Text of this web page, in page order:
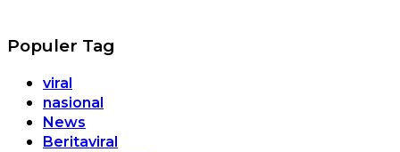
Populer Tag
viral
nasional
News
Beritaviral